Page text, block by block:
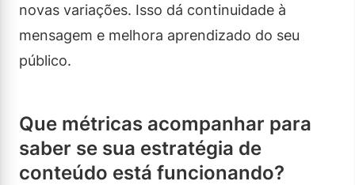
novas variações. Isso dá continuidade à
mensagem e melhora aprendizado do seu
público.
Que métricas acompanhar para
saber se sua estratégia de
conteúdo está funcionando?